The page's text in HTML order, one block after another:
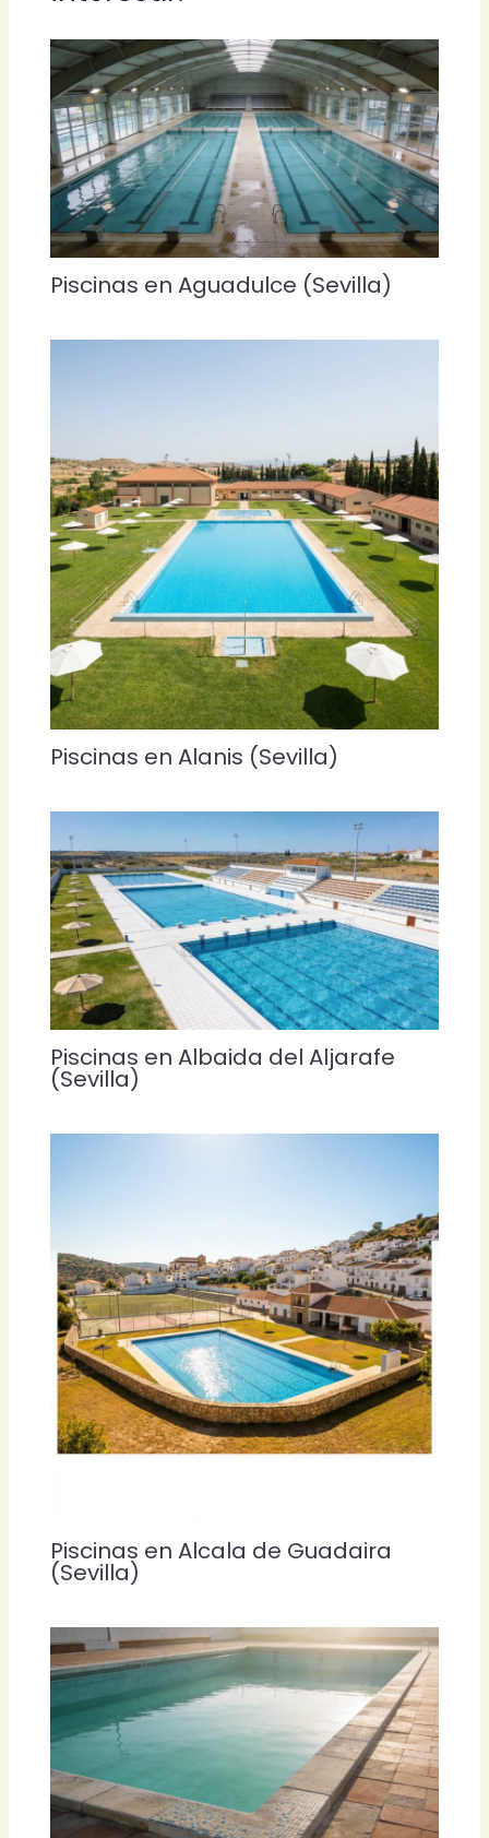
Piscinas en Aguadulce (Sevilla)
Piscinas en Alanis (Sevilla)
Piscinas en Albaida del Aljarafe
(Sevilla)
Piscinas en Alcala de Guadaira
(Sevilla)